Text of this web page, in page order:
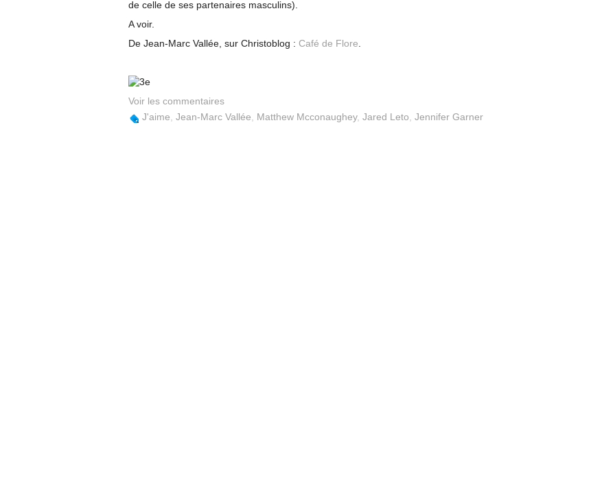
de celle de ses partenaires masculins).
A voir.
De Jean-Marc Vallée, sur Christoblog : Café de Flore
Voir les commentaires
J'aime Jean-Marc Vallée Matthew Mcconaughey, Jared Leto Jennifer Garner